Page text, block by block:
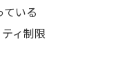
ている
ィ制限